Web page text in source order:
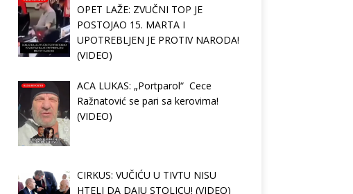
OPET LAŽE: ZVUČNI TOP JE
POSTOJAO 15. MARTA I
UPOTREBLJEN JE PROTIV NARODA!
(VIDEO)
ACA LUKAS: „Portparol“ Cece
Ražnatović se pari sa kerovima!
(VIDEO)
CIRKUS: VUČIĆU U TIVTU NISU
HTELI DA DAJU STOLICU! (VIDEO)